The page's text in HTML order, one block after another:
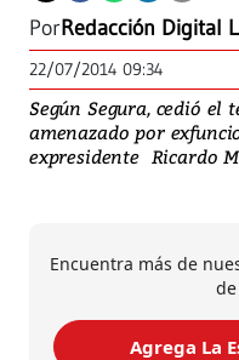
PorRedacción Digital
22/07/2014 09:34
Según Segura, cedió
amenazado por
expresidente Ricardo
Encuentra más de
Agrega La